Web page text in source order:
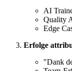
AI
Quality
Edge
Erfolge
"Dank